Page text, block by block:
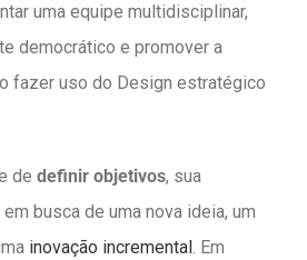
uma equipe multidisciplinar,
democrático e promover a
fazer uso do Design estratégico
de definir objetivos, sua
busca de uma nova ideia, um
inovação incremental . Em